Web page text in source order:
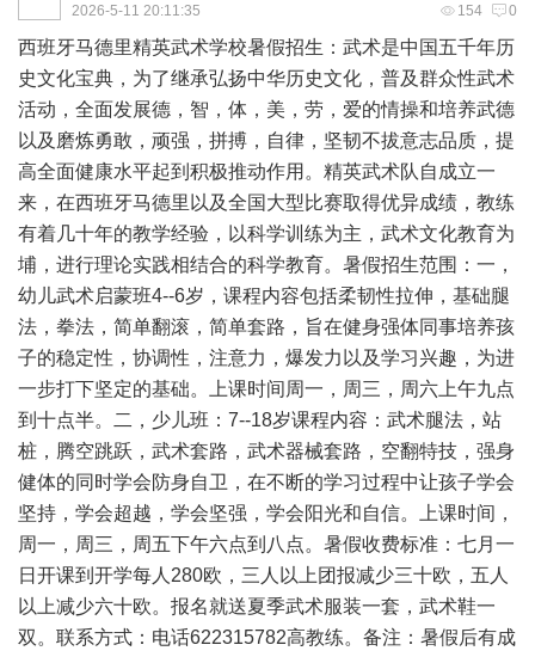
154 0
2026-5-11 20:11:35
西班牙马德里精英武术学校暑假招生：武术是中国五千年历
史文化宝典，为了继承弘扬中华历史文化，普及群众性武术
活动，全面发展德，智，体，美，劳，爱的情操和培养武德
以及磨炼勇敢，顽强，拼搏，自律，坚韧不拔意志品质，提
高全面健康水平起到积极推动作用。精英武术队自成立一
来，在西班牙马德里以及全国大型比赛取得优异成绩，教练
有着几十年的教学经验，以科学训练为主，武术文化教育为
埔，进行理论实践相结合的科学教育。暑假招生范围：一，
幼儿武术启蒙班4--6岁，课程内容包括柔韧性拉伸，基础腿
法，拳法，简单翻滚，简单套路，旨在健身强体同事培养孩
子的稳定性，协调性，注意力，爆发力以及学习兴趣，为进
一步打下坚定的基础。上课时间周一，周三，周六上午九点
到十点半。二，少儿班：7--18岁课程内容：武术腿法，站
桩，腾空跳跃，武术套路，武术器械套路，空翻特技，强身
健体的同时学会防身自卫，在不断的学习过程中让孩子学会
坚持，学会超越，学会坚强，学会阳光和自信。上课时间，
周一，周三，周五下午六点到八点。暑假收费标准：七月一
日开课到开学每人280欧，三人以上团报减少三十欧，五人
以上减少六十欧。报名就送夏季武术服装一套，武术鞋一
双。联系方式：电话622315782高教练。备注：暑假后有成